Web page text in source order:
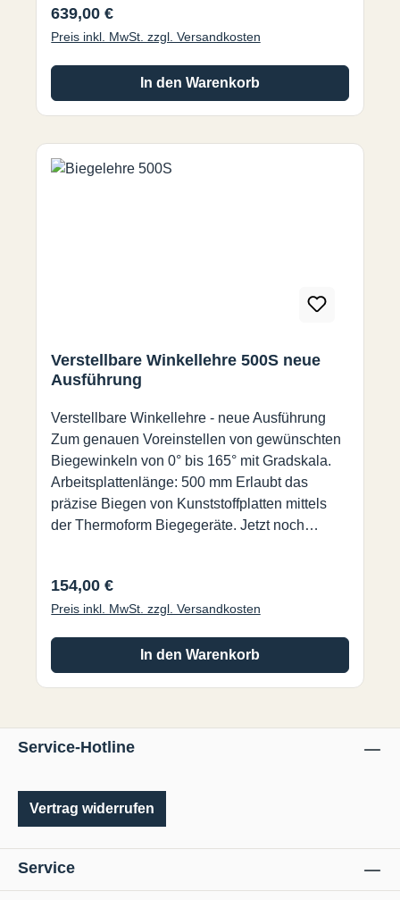
(Thermoplaste) bis ungefähr 5 mm Dicke über
einen schmalen Bereich. Dadurch können
gebogen werden und behalten nach kurzem
Abkühlen die neue Form bei. - Arbeitsplatte:
Eingebaute Apparatesicherung-
Auswechselbares Heizelement
Regulärer Preis:
639,00 €
Preis inkl. MwSt. zzgl. Versandkosten
In den Warenkorb
Verstellbare Winkellehre 500S neue
Ausführung
Verstellbare Winkellehre - neue Ausführung
Zum genauen Voreinstellen von gewünschten
Biegewinkeln von 0° bis 165° mit Gradskala.
Arbeitsplattenlänge: 500 mm Erlaubt das
präzise Biegen von Kunststoffplatten mittels
der Thermoform Biegegeräte. Jetzt noch
Regulärer Preis:
154,00 €
Preis inkl. MwSt. zzgl. Versandkosten
In den Warenkorb
Service-Hotline
Vertrag widerrufen
Service